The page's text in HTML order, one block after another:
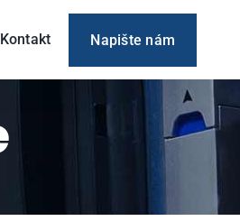
Kontakt Napište nám